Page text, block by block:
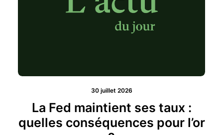
30 juillet 2026
La Fed maintient ses taux :
quelles conséquences pour l’or
?